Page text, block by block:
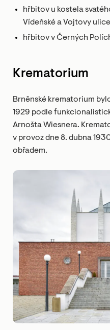
hřbitov u kostela
Vídeňské a Vojtovy ulice
hřbitov v Černých
Krematorium
Brněnské krematorium
1929 podle
Arnošta Wiesnera.
v provoz dne 8. dubna
obřadem.